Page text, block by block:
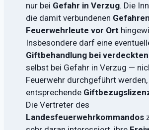
nur bei Gefahr in Verzug. Die
die damit verbundenen
Feuerwehrleute vor Ort
Insbesondere darf eine
Giftbehandlung bei
selbst bei Gefahr in Verzug —
Feuerwehr durchgeführt
entsprechende
Die Vertreter des
Landesfeuerwehrkommandos